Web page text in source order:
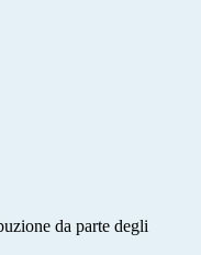
da parte degli